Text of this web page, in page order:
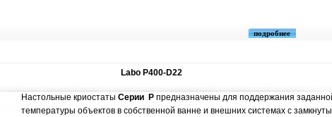
подробнее
Labo P400-D22
Настольные криостатыСерии P предназначены для поддержания
температуры объектов в собственной ванне и внешних системах с